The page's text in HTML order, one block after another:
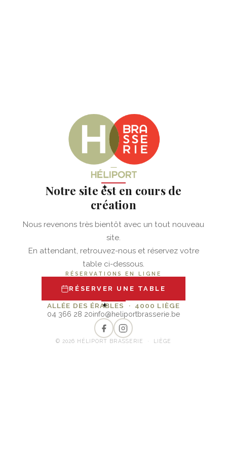
✦
Notre site est en cours de
création
Nous revenons très bientôt avec un tout nouveau
site.
En attendant, retrouvez-nous et réservez votre
table ci-dessous.
RÉSERVATIONS EN LIGNE
RÉSERVER UNE TABLE
✦
ALLÉE DES ÉRABLES · 4000 LIÈGE
04 366 28 20info@heliportbrasserie.be
© 2026 HÉLIPORT BRASSERIE · LIÈGE